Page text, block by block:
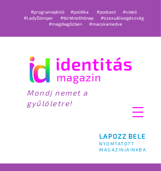
LAPOZZ BELE
NYOMTATOTT
MAGAZINJAINKBA
#programajánló #politika #podcast
#videó
#LadyDömper
#történetihónap
#szexuálisegészség
#magdiagőzben
#macskamedve
Mondj nemet a
gyűlöletre!